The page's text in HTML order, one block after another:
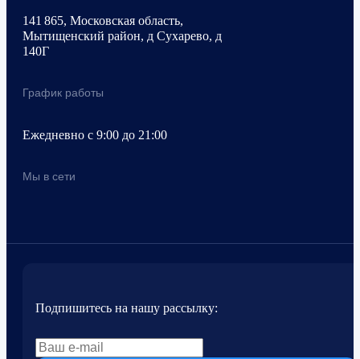
141 865, Московская область,
Мытищенский район, д Сухарево, д
140Г
График работы
Ежедневно с 9:00 до 21:00
Мы в сети
Подпишитесь на нашу рассылку: